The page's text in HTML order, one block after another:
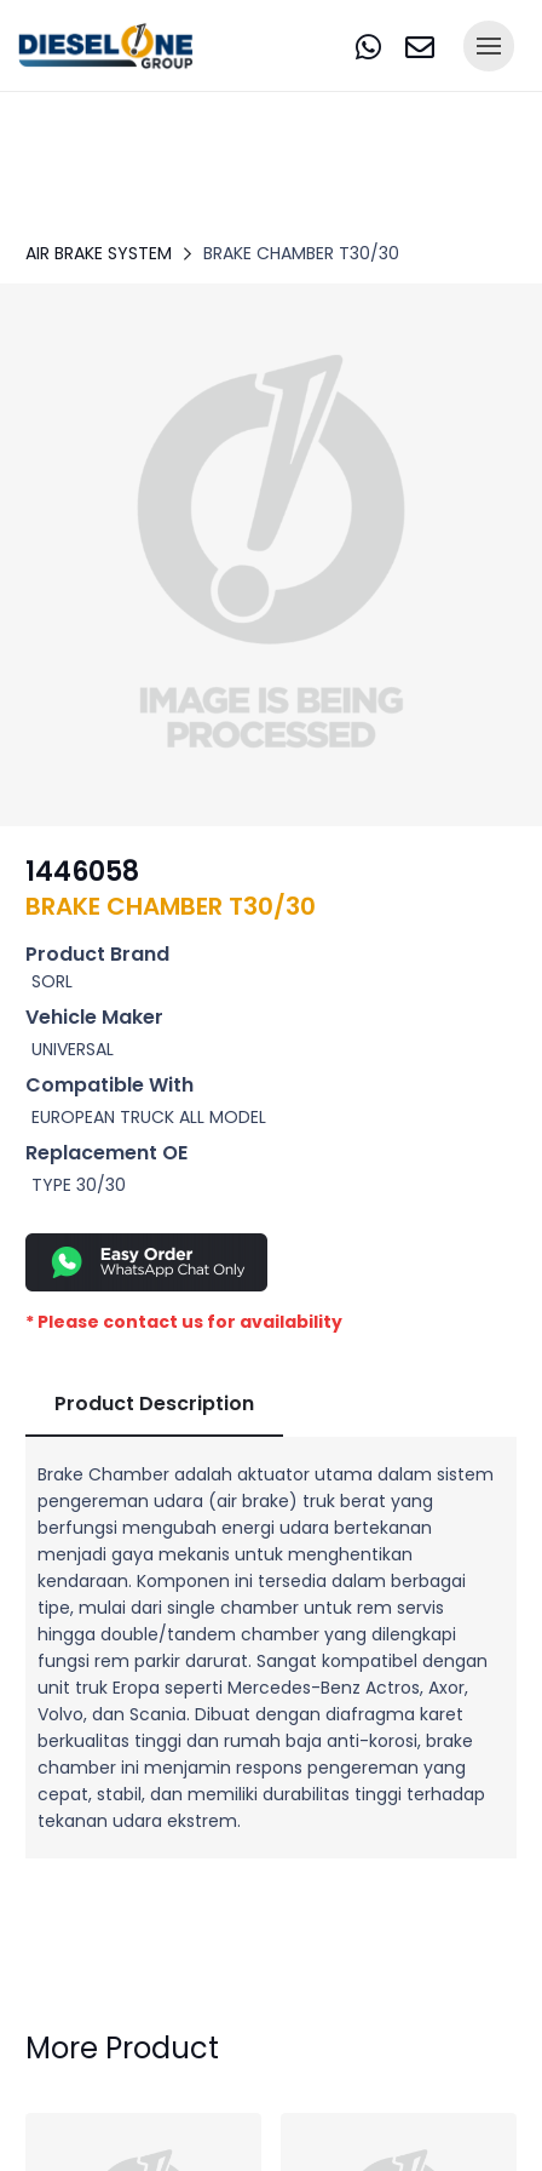
AIR BRAKE SYSTEM BRAKE CHAMBER T30/30
1446058
BRAKE CHAMBER T30/30
Product Brand
SORL
Vehicle Maker
UNIVERSAL
Compatible With
EUROPEAN TRUCK ALL MODEL
Replacement OE
TYPE 30/30
* Please contact us for availability
Product Description
Brake Chamber adalah aktuator utama dalam sistem
pengereman udara (air brake) truk berat yang
berfungsi mengubah energi udara bertekanan
menjadi gaya mekanis untuk menghentikan
kendaraan. Komponen ini tersedia dalam berbagai
tipe, mulai dari single chamber untuk rem servis
hingga double/tandem chamber yang dilengkapi
fungsi rem parkir darurat. Sangat kompatibel dengan
unit truk Eropa seperti Mercedes-Benz Actros, Axor,
Volvo, dan Scania. Dibuat dengan diafragma karet
berkualitas tinggi dan rumah baja anti-korosi, brake
chamber ini menjamin respons pengereman yang
cepat, stabil, dan memiliki durabilitas tinggi terhadap
tekanan udara ekstrem.
More Product